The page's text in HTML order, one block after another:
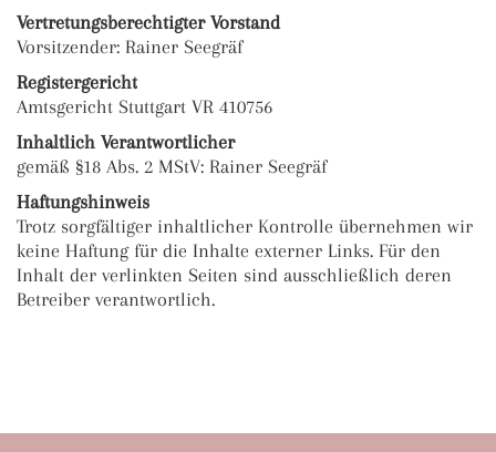
Vertretungsberechtigter Vorstand
Vorsitzender: Rainer Seegräf
Registergericht
Amtsgericht Stuttgart VR 410756
Inhaltlich Verantwortlicher
gemäß §18 Abs. 2 MStV: Rainer Seegräf
Haftungshinweis
Trotz sorgfältiger inhaltlicher Kontrolle übernehmen wir
keine Haftung für die Inhalte externer Links. Für den
Inhalt der verlinkten Seiten sind ausschließlich deren
Betreiber verantwortlich.